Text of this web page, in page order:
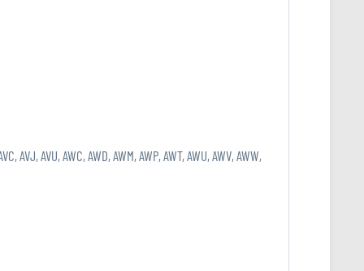
AVJ, AVU, AWC, AWD, AWM, AWP, AWT, AWU, AWV, AWW,